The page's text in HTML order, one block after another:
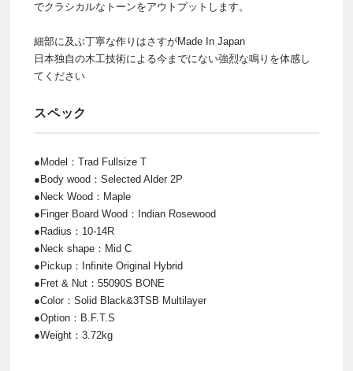
でクラシカルなトーンをアウトプットします。
細部に及ぶ丁寧な作りはさすがMade In Japan
日本独自の木工技術による今までにない強烈な鳴りを体感し
てください
スペック
●Model：Trad Fullsize T
●Body wood：Selected Alder 2P
●Neck Wood：Maple
●Finger Board Wood：Indian Rosewood
●Radius：10-14R
●Neck shape：Mid C
●Pickup：Infinite Original Hybrid
●Fret & Nut：55090S BONE
●Color：Solid Black&3TSB Multilayer
●Option：B.F.T.S
●Weight：3.72kg